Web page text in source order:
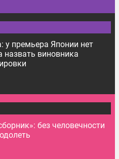
у премьера Японии нет
назвать виновника
без человечности